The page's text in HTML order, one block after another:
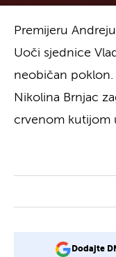
Premijeru
Uoči sjednice
neobičan poklon.
Nikolina Brnjac
crvenom kutijom
Dodajte